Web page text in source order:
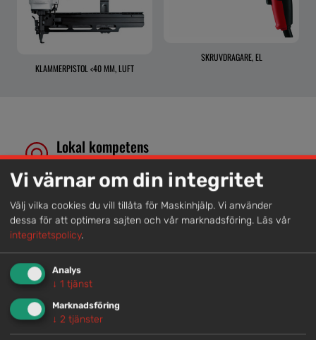
KLAMMERPISTOL <40 MM, LUFT
SKRUVDRAGARE, EL
Lokal kompetens
helhetslösningar.
Snabb service
Trygg rådgivning
Våra hjälpsamma medarbetare är experter inom
Vi värnar om din integritet
Välj vilka cookies du vill tillåta för Maskinhjälp. Vi använder
dessa för att optimera sajten och vår marknadsföring. Läs vår
integritetspolicy.
Analys
↓ 1 tjänst
Marknadsföring
↓ 2 tjänster